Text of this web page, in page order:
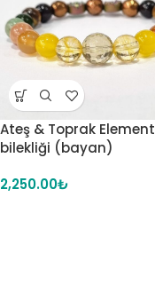
Ateş & Toprak Element
bilekliği (bayan)
2,250.00₺